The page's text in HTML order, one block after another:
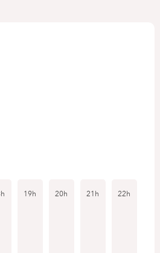
19h 20h 21h 22h